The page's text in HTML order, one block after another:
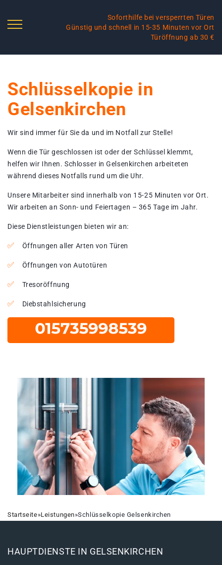
Soforthilfe bei versperrten Türen
Günstig und schnell in 15-35 Minuten vor Ort
Türöffnung ab 30 €
Schlüsselkopie in
Gelsenkirchen
Wir sind immer für Sie da und im Notfall zur Stelle!
Wenn die Tür geschlossen ist oder der Schlüssel klemmt,
helfen wir Ihnen. Schlosser in Gelsenkirchen arbeiteten
während dieses Notfalls rund um die Uhr.
Unsere Mitarbeiter sind innerhalb von 15-25 Minuten vor Ort.
Wir arbeiten an Sonn- und Feiertagen – 365 Tage im Jahr.
Diese Dienstleistungen bieten wir an:
Öffnungen aller Arten von Türen
Öffnungen von Autotüren
Tresoröffnung
Diebstahlsicherung
Startseite»Leistungen»Schlüsselkopie Gelsenkirchen
HAUPTDIENSTE IN GELSENKIRCHEN